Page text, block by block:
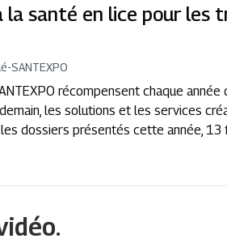
santé en lice pour les
-SANTEXPO
récompensent chaque
les solutions et les services
dossiers présentés cette année,